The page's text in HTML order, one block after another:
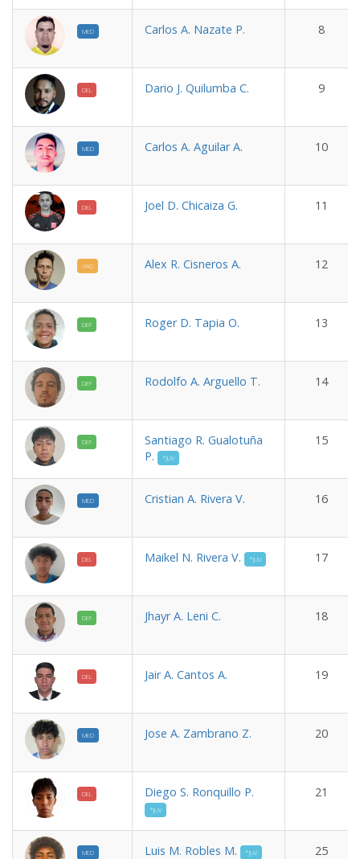
MED Carlos A. Nazate P. 8
DEL Dario J. Quilumba C. 9
MED Carlos A. Aguilar A. 10
DEL Joel D. Chicaiza G. 11
ARQ Alex R. Cisneros A. 12
DEF Roger D. Tapia O. 13
DEF Rodolfo A. Arguello T. 14
DEF
Santiago R. Gualotuña
P.
*JUV
15
MED Cristian A. Rivera V. 16
DEL Maikel N. Rivera V. *JUV 17
DEF Jhayr A. Leni C. 18
DEL Jair A. Cantos A. 19
MED Jose A. Zambrano Z. 20
DEL Diego S. Ronquillo P.
*JUV
21
MED Luis M. Robles M. *JUV 25